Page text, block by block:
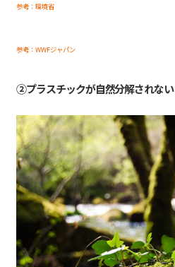
参考：環境省
参考：WWFジャパン
②プラスチックが自然分解されない